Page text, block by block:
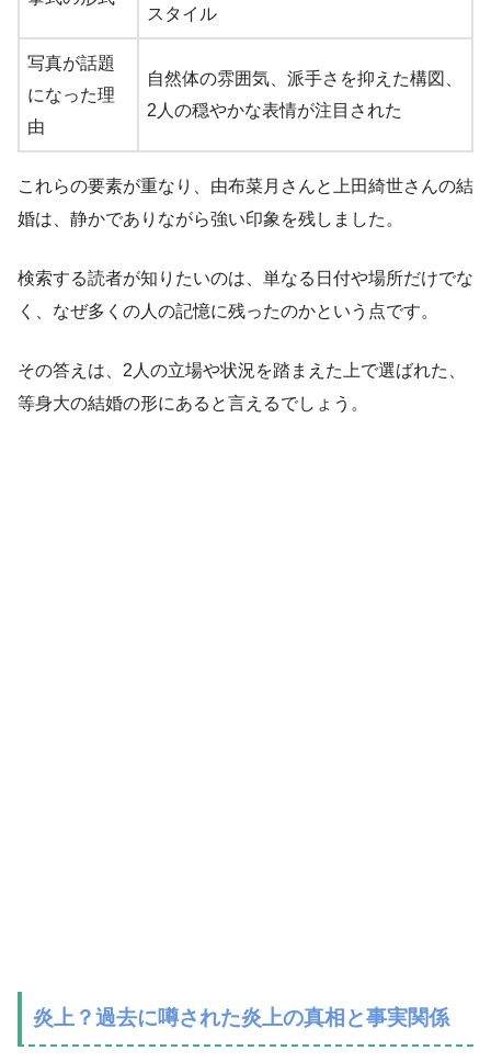
スタイル
写真が話題
になった理
由
自然体の雰囲気、派手さを抑えた構図、
2人の穏やかな表情が注目された
これらの要素が重なり、由布菜月さんと上田綺世さんの結
婚は、静かでありながら強い印象を残しました。
検索する読者が知りたいのは、単なる日付や場所だけでな
く、なぜ多くの人の記憶に残ったのかという点です。
その答えは、2人の立場や状況を踏まえた上で選ばれた、
等身大の結婚の形にあると言えるでしょう。
炎上？過去に噂された炎上の真相と事実関係